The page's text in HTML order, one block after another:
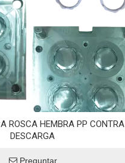
ROSCA HEMBRA PP CONTRA
DESCARGA
Preguntar